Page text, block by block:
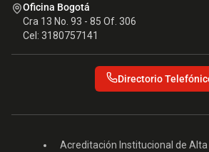
Oficina Bogotá
Cra 13 No. 93 - 85 Of. 306
Cel: 3180757141
Directorio
Acreditación Institucional de Alta